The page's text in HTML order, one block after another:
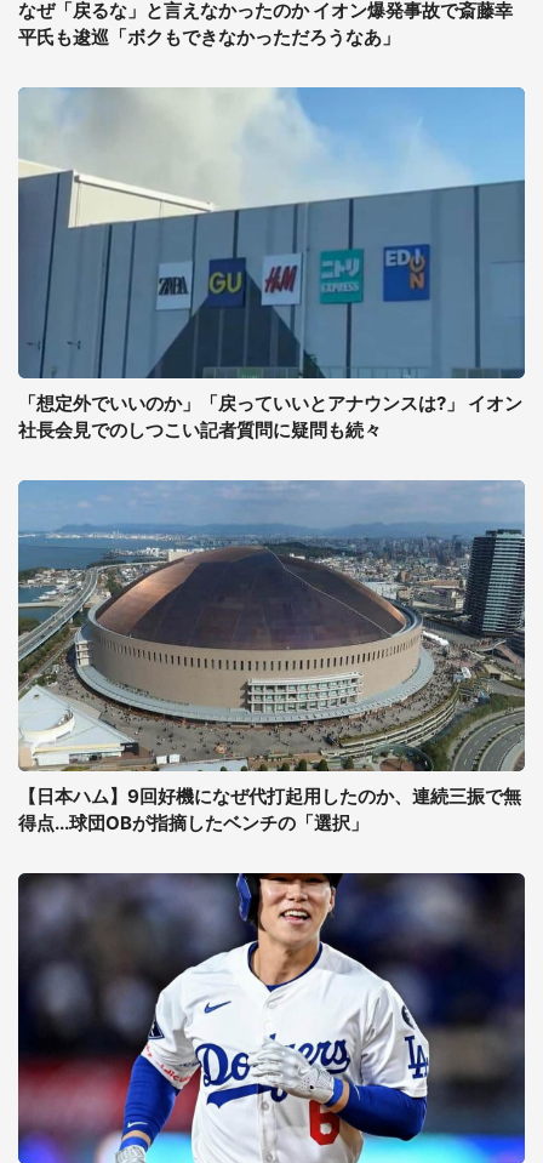
なぜ「戻るな」と言えなかったのか イオン爆発事故で斎藤幸
平氏も逡巡「ボクもできなかっただろうなあ」
「想定外でいいのか」「戻っていいとアナウンスは?」 イオン
社長会見でのしつこい記者質問に疑問も続々
【日本ハム】9回好機になぜ代打起用したのか、連続三振で無
得点...球団OBが指摘したベンチの「選択」